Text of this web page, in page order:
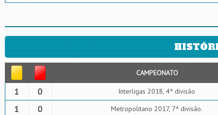
CAMPEONATO
1 0 Interligas 2018, 4ª divisão
1 0 Metropolitano 2017, 7ª divisão.